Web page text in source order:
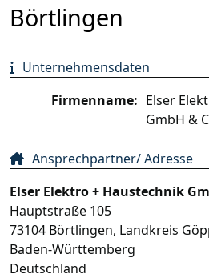
Börtlingen
Unternehmensdaten
Firmenname: Elser
GmbH &
Ansprechpartner/ Adresse
Elser Elektro + Haustechnik
Hauptstraße 105
73104 Börtlingen, Landkreis
Baden-Württemberg
Deutschland